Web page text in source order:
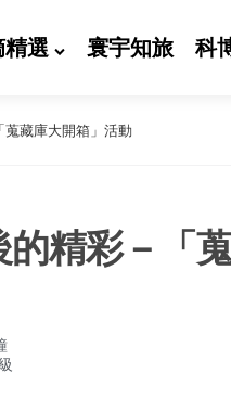
選 寰宇知旅 科
藏庫大開箱」活動
精彩－「